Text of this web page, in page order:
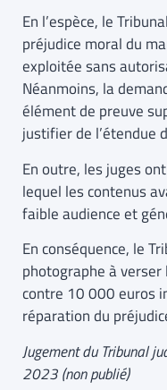
En l’espèce, le
préjudice moral du
exploitée sans
Néanmoins, la
élément de preuve
justifier de l’étendue
En outre, les juges
lequel les contenus
faible audience et
En conséquence, le
photographe à
contre 10 000 euros
réparation du
Jugement du Tribunal
2023 (non publié)